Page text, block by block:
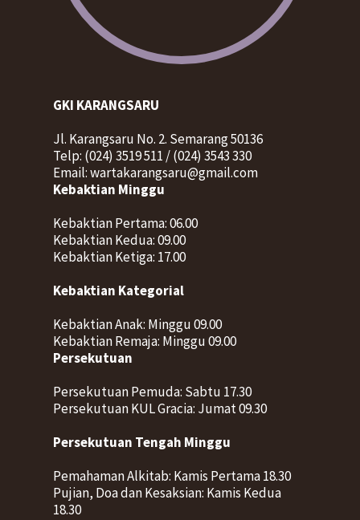
GKI KARANGSARU
Jl. Karangsaru No. 2. Semarang 50136
Telp: (024) 3519 511 / (024) 3543 330
Email: wartakarangsaru@gmail.com
Kebaktian Minggu
Kebaktian Pertama: 06.00
Kebaktian Kedua: 09.00
Kebaktian Ketiga: 17.00
Kebaktian Kategorial
Kebaktian Anak: Minggu 09.00
Kebaktian Remaja: Minggu 09.00
Persekutuan
Persekutuan Pemuda: Sabtu 17.30
Persekutuan KUL Gracia: Jumat 09.30
Persekutuan Tengah Minggu
Pemahaman Alkitab: Kamis Pertama 18.30
Pujian, Doa dan Kesaksian: Kamis Kedua
18.30